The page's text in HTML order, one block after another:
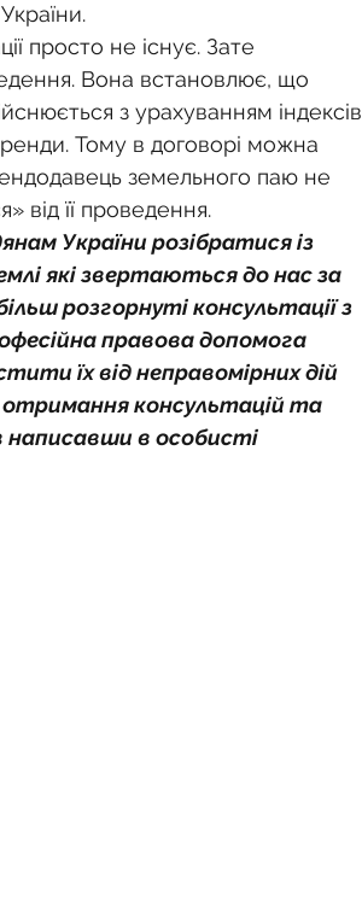
просто не існує. Зате
Вона встановлює, що
з урахуванням індексів
Тому в договорі можна
земельного паю не
від її проведення.
України розібратися із
які звертаються до нас за
розгорнуті консультації з
правова допомога
їх від неправомірних дій
консультацій та
написавши в особисті